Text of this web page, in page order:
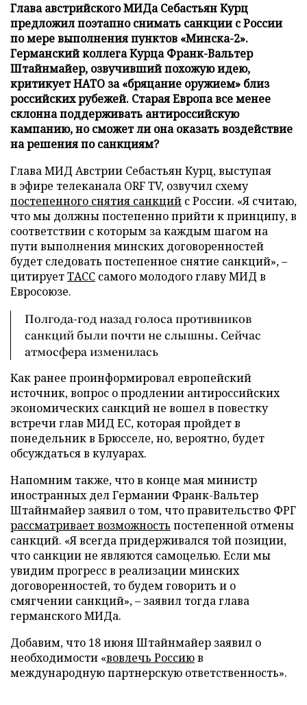
Глава австрийского МИДа Себастьян Курц
предложил поэтапно снимать санкции с России
по мере выполнения пунктов «Минска-2».
Германский коллега Курца Франк-Вальтер
Штайнмайер, озвучивший похожую идею,
критикует НАТО за «бряцание оружием» близ
российских рубежей. Старая Европа все менее
склонна поддерживать антироссийскую
кампанию, но сможет ли она оказать воздействие
на решения по санкциям?
Глава МИД Австрии Себастьян Курц, выступая
в эфире телеканала ORF TV, озвучил схему
постепенного снятия санкций с России. «Я считаю,
что мы должны постепенно прийти к принципу, в
соответствии с которым за каждым шагом на
пути выполнения минских договоренностей
будет следовать постепенное снятие санкций», –
цитируетТАСС самого молодого главу МИД в
Евросоюзе.
Полгода-год назад голоса противников
санкций были почти не слышны. Сейчас
атмосфера изменилась
Как ранее проинформировал европейский
источник, вопрос о продлении антироссийских
экономических санкций не вошел в повестку
встречи глав МИД ЕС, которая пройдет в
понедельник в Брюсселе, но, вероятно, будет
обсуждаться в кулуарах.
Напомним также, что в конце мая министр
иностранных дел Германии Франк-Вальтер
Штайнмайер заявил о том, что правительство ФРГ
рассматривает возможность постепенной отмены
санкций. «Я всегда придерживался той позиции,
что санкции не являются самоцелью. Если мы
увидим прогресс в реализации минских
договоренностей, то будем говорить и о
смягчении санкций», – заявил тогда глава
германского МИДа.
Добавим, что 18 июня Штайнмайер заявил о
необходимости «вовлечь Россиюв
международную партнерскую ответственность».